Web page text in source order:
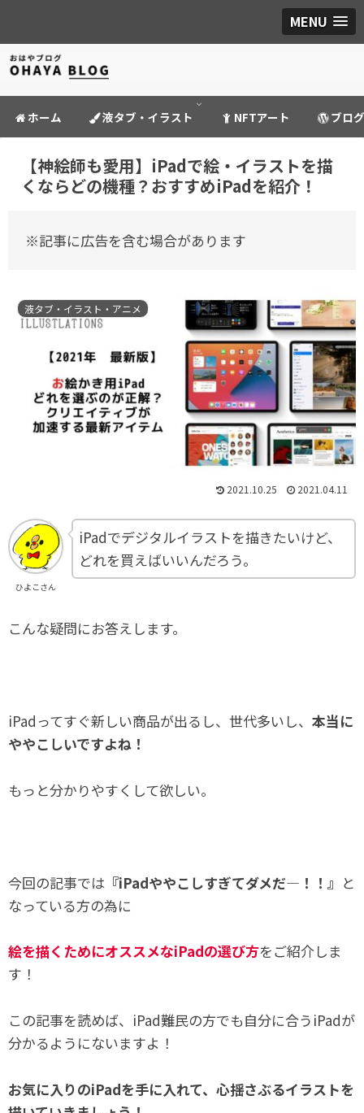
MENU
ホーム 液タブ・イラスト NFTアート ブロ
【神絵師も愛用】iPadで絵・イラストを描
くならどの機種？おすすめiPadを紹介！
※記事に広告を含む場合があります
液タブ・イラスト・アニメ
2021.10.25 2021.04.11
ひよこさん
iPadでデジタルイラストを描きたいけど、
どれを買えばいいんだろう。
こんな疑問にお答えします。
iPadってすぐ新しい商品が出るし、世代多いし、 本当に
ややこしいですよね！
もっと分かりやすくして欲しい。
今回の記事では 『iPadややこしすぎてダメだ―！！』 と
なっている方の為に
絵を描くためにオススメなiPadの選び方をご紹介しま
す！
この記事を読めば、iPad難民の方でも自分に合うiPadが
分かるようにないますよ！
お気に入りのiPadを手に入れて、心揺さぶるイラストを